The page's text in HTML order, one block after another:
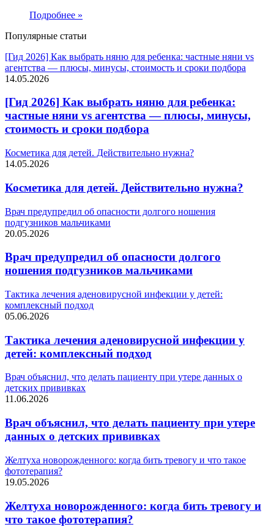
Подробнее »
Популярные статьи
[Гид 2026] Как выбрать няню для ребенка: частные няни vs
агентства — плюсы, минусы, стоимость и сроки подбора
14.05.2026
[Гид 2026] Как выбрать няню для ребенка:
частные няни vs агентства — плюсы, минусы,
стоимость и сроки подбора
Косметика для детей. Действительно нужна?
14.05.2026
Косметика для детей. Действительно нужна?
Врач предупредил об опасности долгого ношения
подгузников мальчиками
20.05.2026
Врач предупредил об опасности долгого
ношения подгузников мальчиками
Тактика лечения аденовирусной инфекции у детей:
комплексный подход
05.06.2026
Тактика лечения аденовирусной инфекции у
детей: комплексный подход
Врач объяснил, что делать пациенту при утере данных о
детских прививках
11.06.2026
Врач объяснил, что делать пациенту при утере
данных о детских прививках
Желтуха новорожденного: когда бить тревогу и что такое
фототерапия?
19.05.2026
Желтуха новорожденного: когда бить тревогу и
что такое фототерапия?